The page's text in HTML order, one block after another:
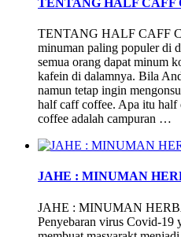
TENTANG HALF CAFF
minuman paling populer di
semua orang dapat minum
kafein di dalamnya. Bila
namun tetap ingin
half caff coffee. Apa itu half
coffee adalah campuran …
JAHE : MINUMAN
JAHE : MINUMAN
Penyebaran virus Covid-19